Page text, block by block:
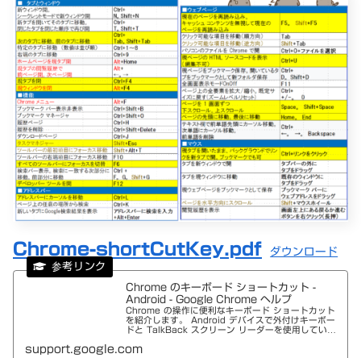
Chrome-shortCutKey.pdf ダウンロード
Chrome のキーボード ショートカット -
Android - Google Chrome ヘルプ
Chrome の操作に便利なキーボード ショートカット
を紹介します。 Android デバイスで外付けキーボー
ドと TalkBack スクリーン リーダーを使用している
使ってウェブページ内を移動できます。
support.google.com